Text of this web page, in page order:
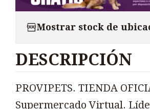
Mostrar stock de
DESCRIPCIÓN
PROVIPETS. TIENDA
Supermercado Virtual.